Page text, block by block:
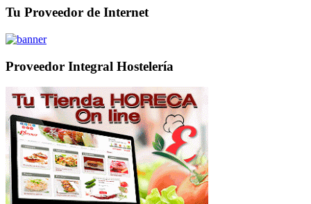
Tu Proveedor de Internet
Proveedor Integral Hostelería